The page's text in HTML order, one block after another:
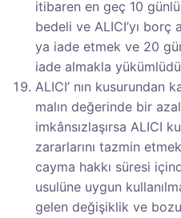
itibaren en geç 10
bedeli ve ALICI’yı borç
ya iade etmek ve 20
iade almakla
ALICI’ nın kusurundan
malın değerinde bir
imkânsızlaşırsa ALICI
zararlarını tazmin
cayma hakkı süresi
usulüne uygun
gelen değişiklik ve